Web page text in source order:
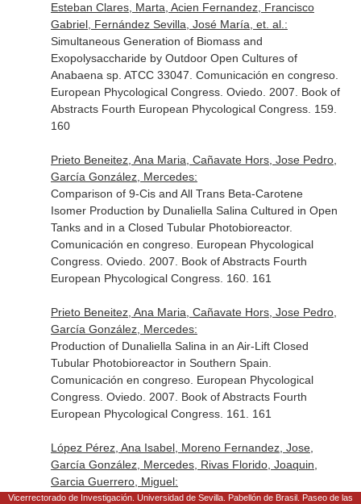
Esteban Clares, Marta, Acien Fernandez, Francisco
Gabriel, Fernández Sevilla, José María, et. al.:
Simultaneous Generation of Biomass and
Exopolysaccharide by Outdoor Open Cultures of
Anabaena sp. ATCC 33047. Comunicación en congreso.
European Phycological Congress. Oviedo. 2007. Book of
Abstracts Fourth European Phycological Congress. 159.
160
Prieto Beneitez, Ana Maria, Cañavate Hors, Jose Pedro,
García González, Mercedes:
Comparison of 9-Cis and All Trans Beta-Carotene
Isomer Production by Dunaliella Salina Cultured in Open
Tanks and in a Closed Tubular Photobioreactor.
Comunicación en congreso. European Phycological
Congress. Oviedo. 2007. Book of Abstracts Fourth
European Phycological Congress. 160. 161
Prieto Beneitez, Ana Maria, Cañavate Hors, Jose Pedro,
García González, Mercedes:
Production of Dunaliella Salina in an Air-Lift Closed
Tubular Photobioreactor in Southern Spain.
Comunicación en congreso. European Phycological
Congress. Oviedo. 2007. Book of Abstracts Fourth
European Phycological Congress. 161. 161
López Pérez, Ana Isabel, Moreno Fernandez, Jose,
García González, Mercedes, Rivas Florido, Joaquin,
Garcia Guerrero, Miguel:
Outdoor Production in Open Tanks of Lutein-Rich Cells
Vicerrectorado de Investigación. Universidad de Sevilla. Pabellón de Brasil. Paseo de las